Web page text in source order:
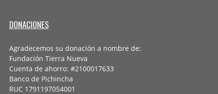
DONACIONES
Agradecemos su donación a nombre de:
Fundación Tierra Nueva
Cuenta de ahorro: #2100017633
Banco de Pichincha
RUC 1791197054001